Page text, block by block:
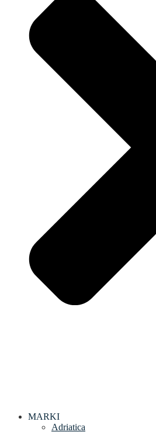
MARKI
Adriatica